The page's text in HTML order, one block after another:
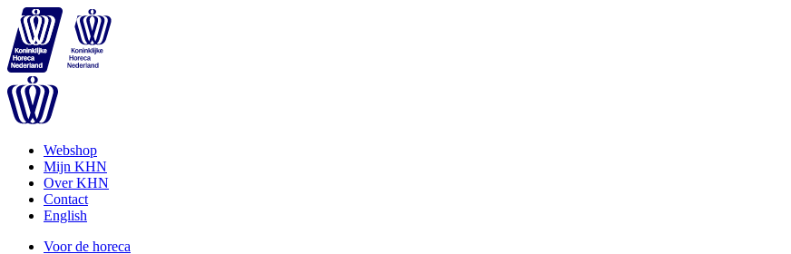
Webshop
Mijn KHN
Over KHN
Contact
English
Voor de horeca